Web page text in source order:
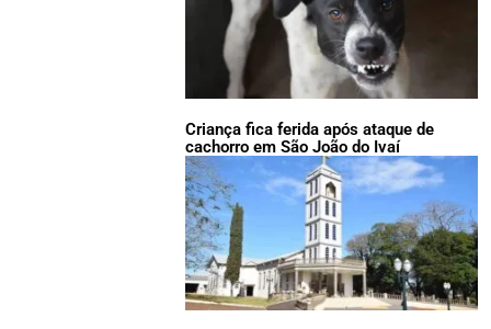
Criança fica ferida após ataque de
cachorro em São João do Ivaí